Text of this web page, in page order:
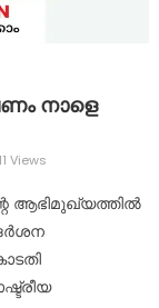
നാളെ
Views
ആഭിമുഖ്യത്തിൽ